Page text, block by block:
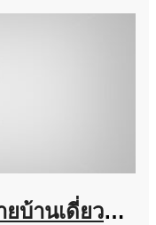
รหัสC7251 ให้เช่าและขายบ้านเดี่ยวหมู่บ้านแกรนดิโอ ลาดพร้าว-เกษตรนวมินทร์ บ้านตกแต่งสวยพร้อมอยู่